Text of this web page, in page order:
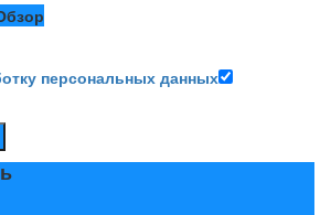
персональных данных